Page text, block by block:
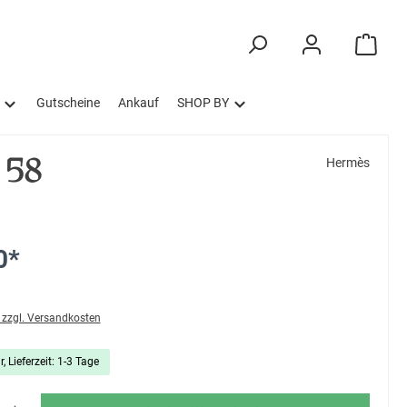
Gutscheine Ankauf SHOP BY
Hermès
Versandkosten
Lieferzeit: 1-3 Tage